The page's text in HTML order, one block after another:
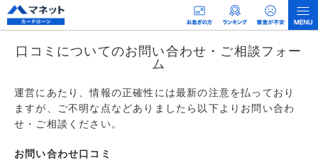
口コミについてのお問い合わせ・ご相談フォー
ム
運営にあたり、情報の正確性には最新の注意を払っており
ますが、ご不明な点などありましたら以下よりお問い合わ
せ・ご相談ください。
お問い合わせ口コミ